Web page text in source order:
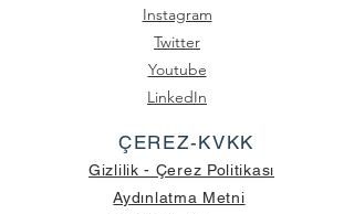
Instagram
Twitter
Youtube
LinkedIn
ÇEREZ-KVKK
Gizlilik - Çerez Politikası
Aydınlatma Metni